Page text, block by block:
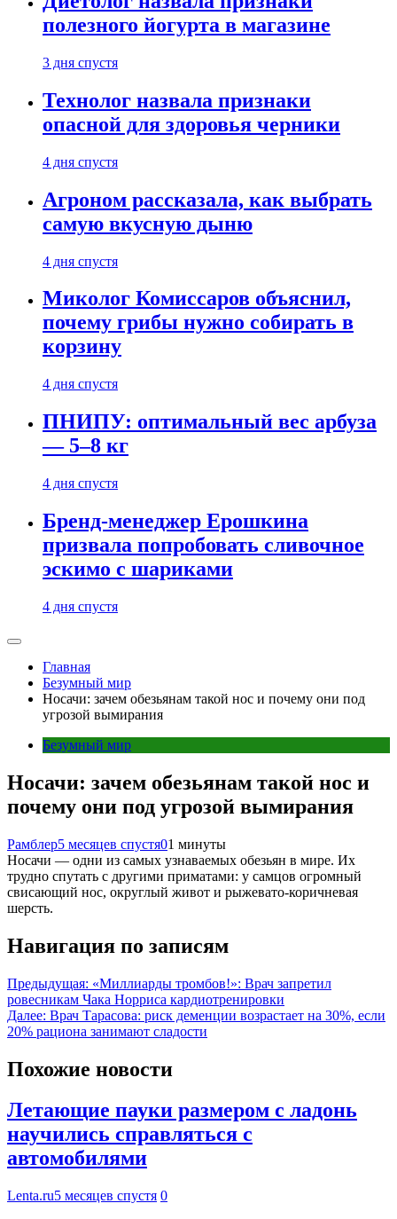
полезного йогурта в магазине
3 дня спустя
Технолог назвала признаки
опасной для здоровья черники
4 дня спустя
Агроном рассказала, как выбрать
самую вкусную дыню
4 дня спустя
Миколог Комиссаров объяснил,
почему грибы нужно собирать в
корзину
4 дня спустя
ПНИПУ: оптимальный вес арбуза
— 5–8 кг
4 дня спустя
Бренд-менеджер Ерошкина
призвала попробовать сливочное
эскимо с шариками
4 дня спустя
Главная
Безумный мир
Носачи: зачем обезьянам такой нос и почему они под
угрозой вымирания
Безумный мир
Носачи: зачем обезьянам такой нос и
почему они под угрозой вымирания
Рамблер5 месяцев спустя01 минуты
Носачи — одни из самых узнаваемых обезьян в мире. Их
трудно спутать с другими приматами: у самцов огромный
свисающий нос, округлый живот и рыжевато-коричневая
шерсть.
Навигация по записям
Предыдущая: «Миллиарды тромбов!»: Врач запретил
ровесникам Чака Норриса кардиотренировки
Далее: Врач Тарасова: риск деменции возрастает на 30%, если
20% рациона занимают сладости
Похожие новости
Летающие пауки размером с ладонь
научились справляться с
автомобилями
Lenta.ru5 месяцев спустя 0